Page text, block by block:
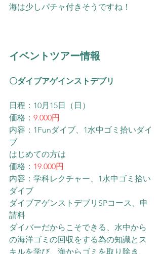
海は少しパチャ付きそうですね！
イベントツアー情報
〇ダイブアゲインストデブリ
日程：10月15日（日）
価格： 9.000円
内容：1Funダイブ、1水中ゴミ拾いダイ
ブ
はじめての方は
価格： 19.000円
内容：学科レクチャー、1水中ゴミ拾い
ダイブ
ダイブアゲンストデブリSPコース、申
請料
ダイバーだからこそできる、水中から
の海洋ゴミの回収をする為の知識とス
キルを学び、海からゴミを取り除き、